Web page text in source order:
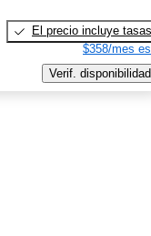
El precio incluye tasas
$358/mes
Verif. disponibilidad